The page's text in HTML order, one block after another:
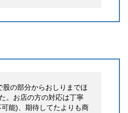
股の部分からおしりまでほ
。お店の方の対応は丁寧
能)、期待してたよりも商